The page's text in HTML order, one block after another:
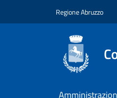
Regione Abruzzo